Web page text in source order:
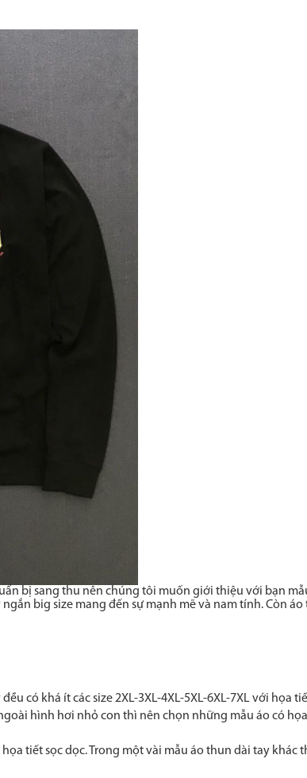
bị sang thu nên chúng tôi muốn giới thiệu với bạn
big size mang đến sự mạnh mẽ và nam tính. Còn
có khá ít các size 2XL-3XL-4XL-5XL-6XL-7XL với họa
hình hơi nhỏ con thì nên chọn những mẫu áo có
tiết sọc dọc. Trong một vài mẫu áo thun dài tay khác